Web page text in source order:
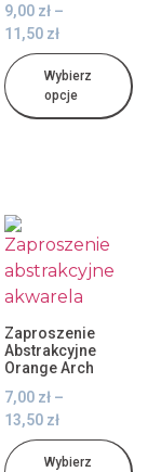
9,00 zł –
11,50 zł
Wybierz
opcje
Zaproszenie
Abstrakcyjne
Orange Arch
7,00 zł –
13,50 zł
Wybierz